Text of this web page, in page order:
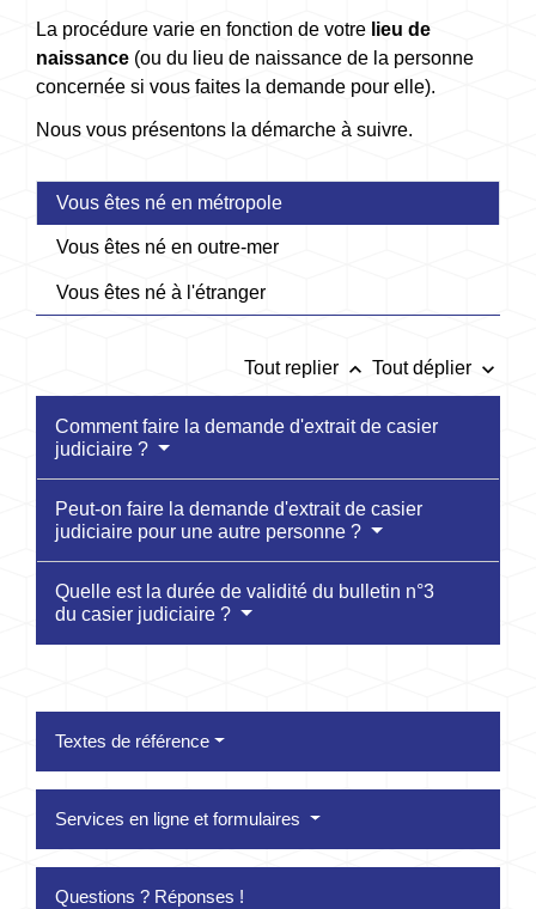
La procédure varie en fonction de votre lieu de
naissance (ou du lieu de naissance de la personne
concernée si vous faites la demande pour elle).
Nous vous présentons la démarche à suivre.
Vous êtes né en métropole
Vous êtes né en outre-mer
Vous êtes né à l'étranger
Tout replier keyboard_arrow_up Tout déplier keyboard_arrow_down
Comment faire la demande d'extrait de casier
judiciaire ?
Peut-on faire la demande d'extrait de casier
judiciaire pour une autre personne ?
Quelle est la durée de validité du bulletin n°3
du casier judiciaire ?
Textes de référence
Services en ligne et formulaires
Questions ? Réponses !